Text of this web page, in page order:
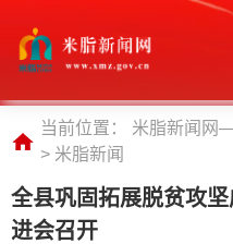
当前位置： 米脂新闻网
> 米脂新闻
全县巩固拓展脱贫攻
进会召开